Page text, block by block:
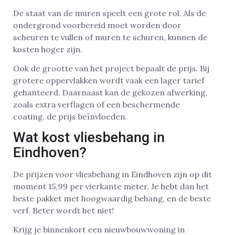
De staat van de muren speelt een grote rol. Als de
ondergrond voorbereid moet worden door
scheuren te vullen of muren te schuren, kunnen de
kosten hoger zijn.
Ook de grootte van het project bepaalt de prijs. Bij
grotere oppervlakken wordt vaak een lager tarief
gehanteerd. Daarnaast kan de gekozen afwerking,
zoals extra verflagen of een beschermende
coating, de prijs beïnvloeden.
Wat kost vliesbehang in
Eindhoven?
De prijzen voor vliesbehang in Eindhoven zijn op dit
moment 15,99 per vierkante meter. Je hebt dan het
beste pakket met hoogwaardig behang, en de beste
verf. Beter wordt het niet!
Krijg je binnenkort een nieuwbouwwoning in